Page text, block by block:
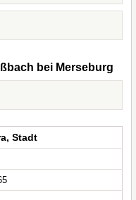
bei Merseburg
Stadt